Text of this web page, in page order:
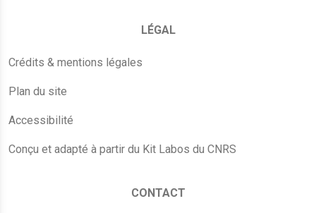
LÉGAL
Crédits & mentions légales
Plan du site
Accessibilité
Conçu et adapté à partir du Kit Labos du CNRS
CONTACT